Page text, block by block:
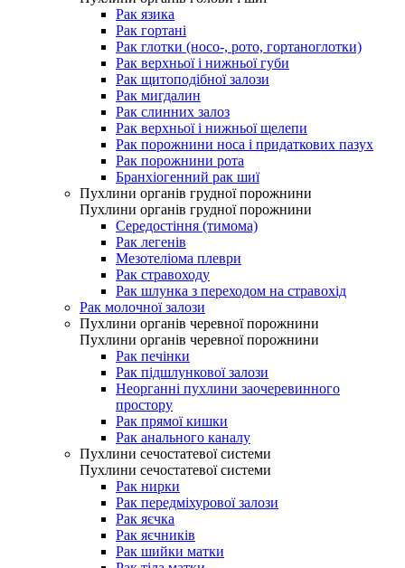
Рак язика
Рак гортані
Рак глотки (носо-, рото, гортаноглотки)
Рак верхньої і нижньої губи
Рак щитоподібної залози
Рак мигдалин
Рак слинних залоз
Рак верхньої і нижньої щелепи
Рак порожнини носа і придаткових пазух
Рак порожнини рота
Бранхіогенний рак шиї
Пухлини органів грудної порожнини
Пухлини органів грудної порожнини
Середостіння (тимома)
Рак легенів
Мезотеліома плеври
Рак стравоходу
Рак шлунка з переходом на стравохід
Рак молочної залози
Пухлини органів черевної порожнини
Пухлини органів черевної порожнини
Рак печінки
Рак підшлункової залози
Неорганні пухлини заочеревинного
простору
Рак прямої кишки
Рак анального каналу
Пухлини сечостатевої системи
Пухлини сечостатевої системи
Рак нирки
Рак передміхурової залози
Рак яєчка
Рак яєчників
Рак шийки матки